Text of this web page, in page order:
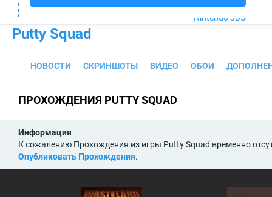
Xbox One
Nintendo 3DS
Putty Squad
НОВОСТИ СКРИНШОТЫ ВИДЕО ОБОИ
ПРОХОЖДЕНИЯ PUTTY SQUAD
Информация
К сожалению Прохождения из игры Putty Squad временно
Опубликовать Прохождения.